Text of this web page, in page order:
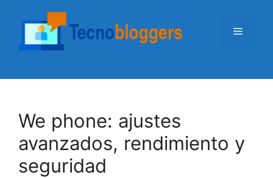
contenido
Menú
We phone: ajustes
avanzados, rendimiento y
seguridad